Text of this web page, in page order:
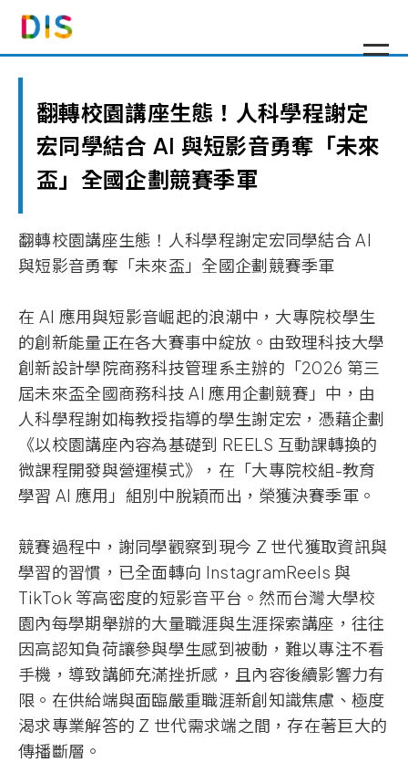
翻轉校園講座生態！人科學程謝定
宏同學結合 AI 與短影音勇奪「未來
盃」全國企劃競賽季軍
翻轉校園講座生態！人科學程謝定宏同學結合AI
與短影音勇奪「未來盃」全國企劃競賽季軍
在 AI 應用與短影音崛起的浪潮中，大專院校學生
的創新能量正在各大賽事中綻放。由致理科技大學
創新設計學院商務科技管理系主辦的「2026 第三
屆未來盃全國商務科技 AI 應用企劃競賽」中，由
人科學程謝如梅教授指導的學生謝定宏，憑藉企劃
《以校園講座內容為基礎到 REELS 互動課轉換的
微課程開發與營運模式》，在「大專院校組-教育
學習 AI 應用」組別中脫穎而出，榮獲決賽季軍。
競賽過程中，謝同學觀察到現今 Z 世代獲取資訊與
學習的習慣，已全面轉向 InstagramReels 與
TikTok 等高密度的短影音平台。然而台灣大學校
園內每學期舉辦的大量職涯與生涯探索講座，往往
因高認知負荷讓參與學生感到被動，難以專注不看
手機，導致講師充滿挫折感，且內容後續影響力有
限。在供給端與面臨嚴重職涯新創知識焦慮、極度
渴求專業解答的 Z 世代需求端之間，存在著巨大的
傳播斷層。